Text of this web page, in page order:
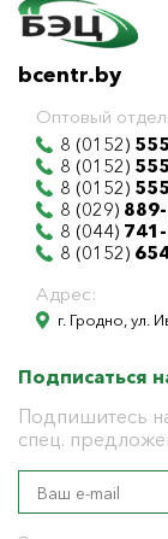
bcentr.by
Оптовый
8 (0152)
8 (0152)
8 (0152)
8 (029)
8 (044)
8 (0152)
Адрес:
г. Гродно, ул.
Подписаться
Подпишитесь
спец.